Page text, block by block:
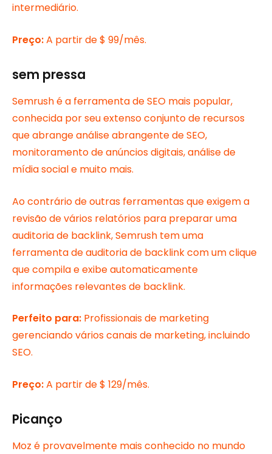
intermediário.
Preço:A partir de $ 99/mês.
sem pressa
Semrush é a ferramenta de SEO mais popular,
conhecida por seu extenso conjunto de recursos
que abrange análise abrangente de SEO,
monitoramento de anúncios digitais, análise de
mídia social e muito mais.
Ao contrário de outras ferramentas que exigem a
revisão de vários relatórios para preparar uma
auditoria de backlink, Semrush tem uma
ferramenta de auditoria de backlink com um clique
que compila e exibe automaticamente
informações relevantes de backlink.
Perfeito para: Profissionais de marketing
gerenciando vários canais de marketing, incluindo
SEO.
Preço:A partir de $ 129/mês.
Picanço
Moz é provavelmente mais conhecido no mundo